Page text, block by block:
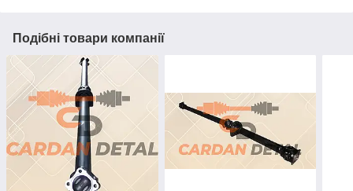
Подібні товари компанії